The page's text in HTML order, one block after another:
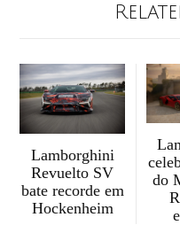
Lamborghini
Revuelto SV
bate recorde em
Hockenheim
do